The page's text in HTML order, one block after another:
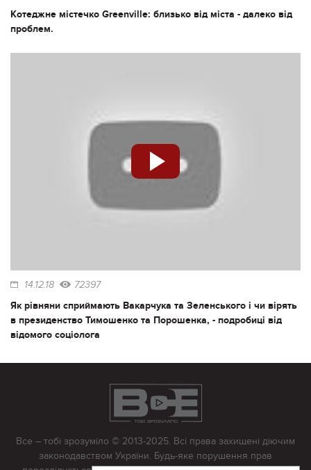
Котеджне містечко Greenville: близько від міста - далеко від
проблем.
14.12.18 72397
Як рівняни сприймають Вакарчука та Зеленського і чи вірять
в президенство Тимошенко та Порошенка, - подробиці від
відомого соціолога
Все – тобі зрозуміло © 2013-2025. Всі права захищені діючим
законодавством України. Будь-яке порушення прав